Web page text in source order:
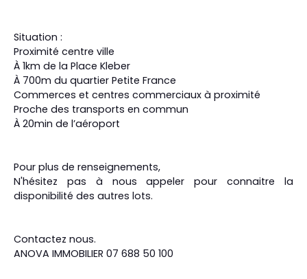
Situation :
Proximité centre ville
À 1km de la Place Kleber
À 700m du quartier Petite France
Commerces et centres commerciaux à proximité
Proche des transports en commun
À 20min de l’aéroport
Pour plus de renseignements,
N'hésitez pas à nous appeler pour connaitre la
disponibilité des autres lots.
Contactez nous.
ANOVA IMMOBILIER 07 688 50 100